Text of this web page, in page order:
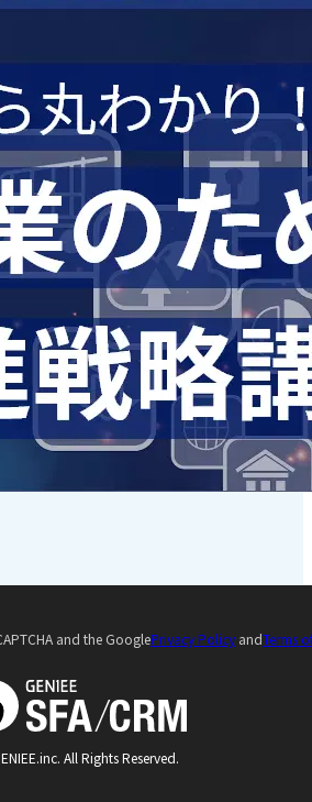
All Rights Reserved.
and the GooglePrivacy Policy andTerms